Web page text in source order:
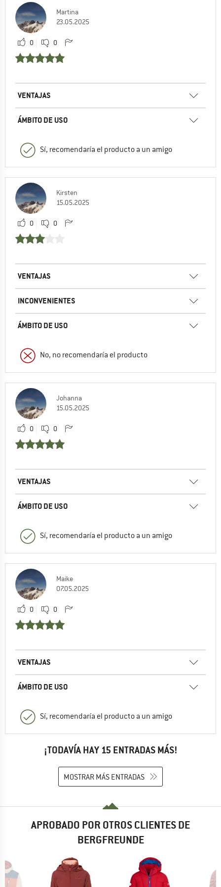
Martina
23.05.2025
0 0
VENTAJAS
ÁMBITO DE USO
Sí, recomendaría el producto a un amigo
Kirsten
15.05.2025
0 0
VENTAJAS
INCONVENIENTES
ÁMBITO DE USO
No, no recomendaría el producto
Johanna
15.05.2025
0 0
VENTAJAS
ÁMBITO DE USO
Sí, recomendaría el producto a un amigo
Maike
07.05.2025
0 0
VENTAJAS
ÁMBITO DE USO
Sí, recomendaría el producto a un amigo
¡TODAVÍA HAY 15 ENTRADAS MÁS!
MOSTRAR MÁS ENTRADAS
APROBADO POR OTROS CLIENTES DE
BERGFREUNDE